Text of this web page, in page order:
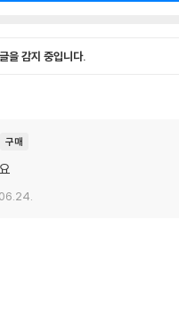
을 감지 중입니다.
구매